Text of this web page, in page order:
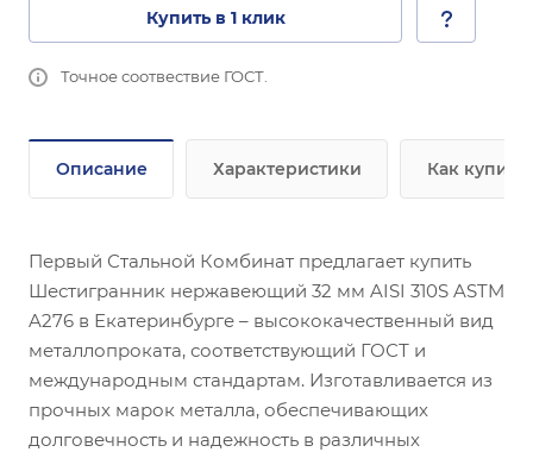
Купить в 1 клик
Точное соотвествие ГОСТ.
Описание Характеристики Как купить
Первый Стальной Комбинат предлагает купить
Шестигранник нержавеющий 32 мм AISI 310S ASTM
A276 в Екатеринбурге – высококачественный вид
металлопроката, соответствующий ГОСТ и
международным стандартам. Изготавливается из
прочных марок металла, обеспечивающих
долговечность и надежность в различных